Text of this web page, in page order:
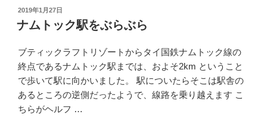
ッ
ク・
ン
チ
ャ
ナ
ブ
投
稿
日:
2019年1月27日
ナムトック駅をぶらぶら
ブティックラフトリゾートからタイ国鉄ナムトック線の
終点であるナムトック駅までは、およそ2km ということ
で歩いて駅に向かいました。 駅についたらそこは駅舎の
あるところの逆側だったようで、線路を乗り越えます こ
ちらがヘルフ …